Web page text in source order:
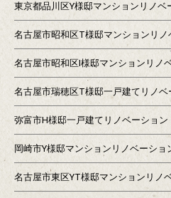
東京都品川区Y様邸マンションリノベ
名古屋市昭和区T様邸マンションリノ
名古屋市昭和区I様邸マンションリノ
名古屋市瑞穂区T様邸一戸建てリノベ
弥富市H様邸一戸建てリノベーション
岡崎市Y様邸マンションリノベーショ
名古屋市東区YT様邸マンションリノ